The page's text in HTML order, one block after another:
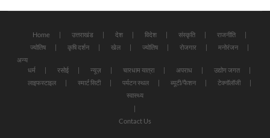
Home उत्तराखंड देश विदेश संस्कृति
राजनीति
ज्योतिष
कृषि दर्शन खेल ज्योतिष रोजगार
मनोरंजन
अन्य
धर्म
रसोई न्यूज़ चारधाम यात्रा अपराध
उद्योग जगत
लाइफस्टाइल
स्मार्ट सिटी पर्यटन स्थल ब्यूटी/फैशन
टेक्नॉलॉजी
स्वास्थ्य
Contact Us